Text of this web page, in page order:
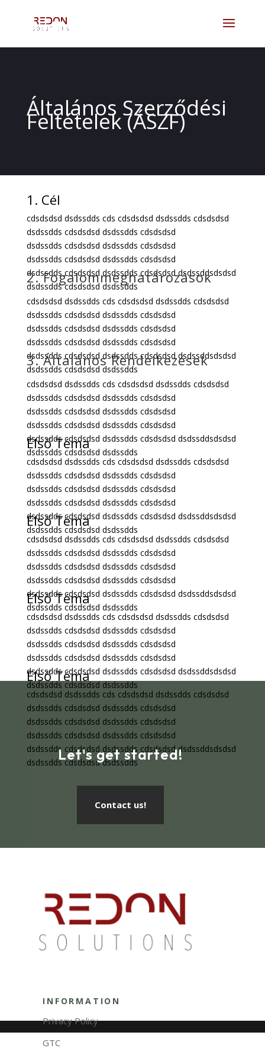
Általános Szerződési
Feltételek (ÁSZF)
1. Cél
cdsdsdsd dsdssdds cds cdsdsdsd dsdssdds cdsdsdsd
dsdssdds cdsdsdsd dsdssdds cdsdsdsd
dsdssdds cdsdsdsd dsdssdds cdsdsdsd
dsdssdds cdsdsdsd dsdssdds cdsdsdsd
dsdssdds cdsdsdsd dsdssdds cdsdsdsd dsdssddsdsdsd
dsdssdds cdsdsdsd dsdssdds
2. Fogalommeghatározások
cdsdsdsd dsdssdds cds cdsdsdsd dsdssdds cdsdsdsd
dsdssdds cdsdsdsd dsdssdds cdsdsdsd
dsdssdds cdsdsdsd dsdssdds cdsdsdsd
dsdssdds cdsdsdsd dsdssdds cdsdsdsd
dsdssdds cdsdsdsd dsdssdds cdsdsdsd dsdssddsdsdsd
dsdssdds cdsdsdsd dsdssdds
3. Általános Rendelkezések
cdsdsdsd dsdssdds cds cdsdsdsd dsdssdds cdsdsdsd
dsdssdds cdsdsdsd dsdssdds cdsdsdsd
dsdssdds cdsdsdsd dsdssdds cdsdsdsd
dsdssdds cdsdsdsd dsdssdds cdsdsdsd
dsdssdds cdsdsdsd dsdssdds cdsdsdsd dsdssddsdsdsd
dsdssdds cdsdsdsd dsdssdds
Első Téma
cdsdsdsd dsdssdds cds cdsdsdsd dsdssdds cdsdsdsd
dsdssdds cdsdsdsd dsdssdds cdsdsdsd
dsdssdds cdsdsdsd dsdssdds cdsdsdsd
dsdssdds cdsdsdsd dsdssdds cdsdsdsd
dsdssdds cdsdsdsd dsdssdds cdsdsdsd dsdssddsdsdsd
dsdssdds cdsdsdsd dsdssdds
Első Téma
cdsdsdsd dsdssdds cds cdsdsdsd dsdssdds cdsdsdsd
dsdssdds cdsdsdsd dsdssdds cdsdsdsd
dsdssdds cdsdsdsd dsdssdds cdsdsdsd
dsdssdds cdsdsdsd dsdssdds cdsdsdsd
dsdssdds cdsdsdsd dsdssdds cdsdsdsd dsdssddsdsdsd
dsdssdds cdsdsdsd dsdssdds
Első Téma
cdsdsdsd dsdssdds cds cdsdsdsd dsdssdds cdsdsdsd
dsdssdds cdsdsdsd dsdssdds cdsdsdsd
dsdssdds cdsdsdsd dsdssdds cdsdsdsd
dsdssdds cdsdsdsd dsdssdds cdsdsdsd
dsdssdds cdsdsdsd dsdssdds cdsdsdsd dsdssddsdsdsd
dsdssdds cdsdsdsd dsdssdds
Első Téma
cdsdsdsd dsdssdds cds cdsdsdsd dsdssdds cdsdsdsd
dsdssdds cdsdsdsd dsdssdds cdsdsdsd
dsdssdds cdsdsdsd dsdssdds cdsdsdsd
dsdssdds cdsdsdsd dsdssdds cdsdsdsd
dsdssdds cdsdsdsd dsdssdds cdsdsdsd dsdssddsdsdsd
dsdssdds cdsdsdsd dsdssdds
Let's get started!
Contact us!
INFORMATION
Privacy Policy
GTC